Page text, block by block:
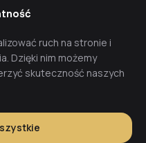
się z nami - przygotujemy
ruch na stronie i
Dzięki nim możemy
skuteczność naszych